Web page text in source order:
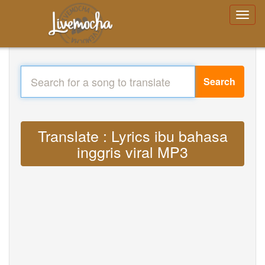
Search
Translate : Lyrics ibu bahasa
inggris viral MP3